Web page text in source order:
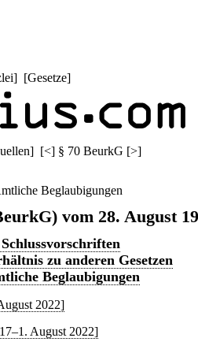
] [Gesetze]
] [<] § 70 BeurkG [>]
Beglaubigungen
vom 28. August
zu anderen Gesetzen
Beglaubigungen
2022]
August 2022]